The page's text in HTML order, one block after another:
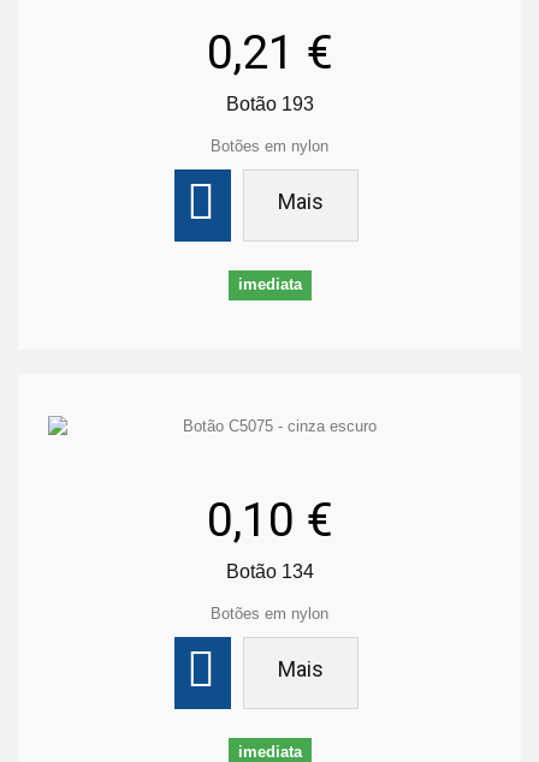
0,21 €
Botão 193
Botões em nylon
Mais
imediata
0,10 €
Botão 134
Botões em nylon
Mais
imediata